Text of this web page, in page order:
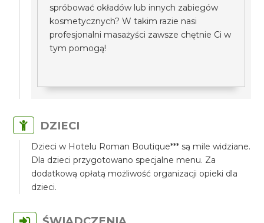
spróbować okładów lub innych zabiegów
kosmetycznych? W takim razie nasi
profesjonalni masażyści zawsze chętnie Ci w
tym pomogą!
DZIECI
Dzieci w Hotelu Roman Boutique*** są mile widziane.
Dla dzieci przygotowano specjalne menu. Za
dodatkową opłatą możliwość organizacji opieki dla
dzieci.